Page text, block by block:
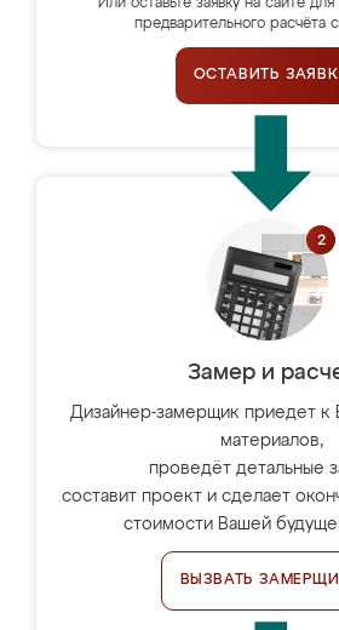
Или оставьте заявку на сайте для
предварительного расчёта
ОСТАВИТЬ
Замер и
Дизайнер-замерщик приедет к
материалов,
проведёт детальные
составит проект и сделает
стоимости Вашей
ВЫЗВАТЬ